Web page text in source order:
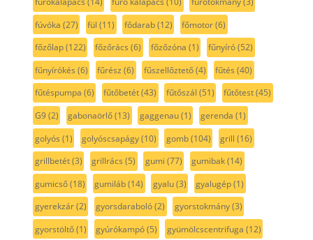
fúvóka (27) fül (11) fődarab(12) főmotor(6)
főzőlap(122) főzőrács (6) főzőzóna (1) fűnyíró(52)
fűnyírókés (6) fűrész (6) fűszellőztető(4) fűtés (40)
fűtéspumpa (6) fűtőbetét(43) fűtőszál (51) fűtőtest(45)
G9(2) gabonaörlő(13) gaggenau(1) gerenda (1)
golyós (1) golyóscsapágy(10) gomb(104) grill (16)
grillbetét(3) grillrács (5) gumi (77) gumibak(14)
gumicső(18) gumiláb(14) gyalu(3) gyalugép(1)
gyerekzár(2) gyorsdaraboló(2) gyorstokmány(3)
gyorstöltő(1) gyúrókampó(5) gyümölcscentrifuga (12)